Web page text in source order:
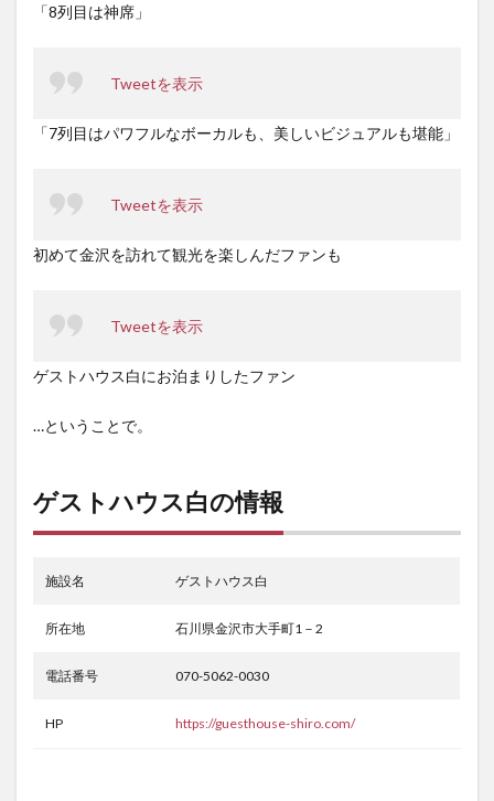
「8列目は神席」
Tweetを表示
「7列目はパワフルなボーカルも、美しいビジュアルも堪能」
Tweetを表示
初めて金沢を訪れて観光を楽しんだファンも
Tweetを表示
ゲストハウス白にお泊まりしたファン
…ということで。
ゲストハウス白の情報
施設名 ゲストハウス白
所在地 石川県金沢市大手町1－2
電話番号 070-5062-0030
HP https://guesthouse-shiro.com/